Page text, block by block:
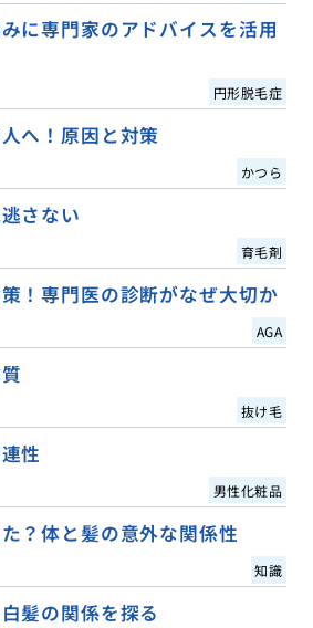
に専門家のアドバイスを活用
円形脱毛症
へ！原因と対策
かつら
さない
育毛剤
！専門医の診断がなぜ大切か
AGA
抜け毛
性
男性化粧品
？体と髪の意外な関係性
知識
髪の関係を探る